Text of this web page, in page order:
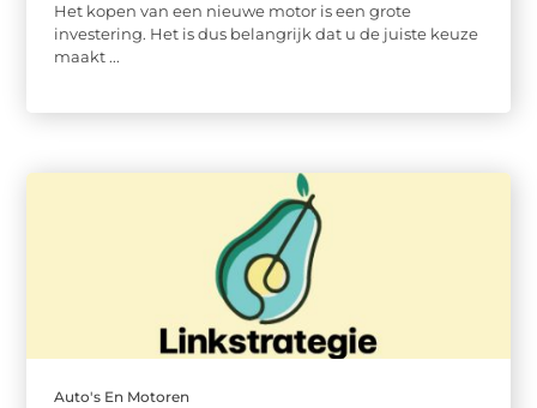
Het kopen van een nieuwe motor is een grote
investering. Het is dus belangrijk dat u de juiste keuze
maakt ...
Auto's En Motoren